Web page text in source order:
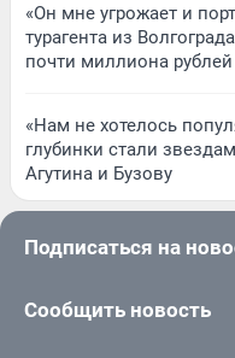
«Он мне угрожает и
турагента из
почти миллиона рублей
«Нам не хотелось
глубинки стали
Агутина и Бузову
Подписаться на
Сообщить новость